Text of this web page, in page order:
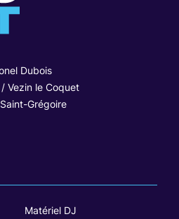
Dubois
Vezin le Coquet
Grégoire
Matériel DJ